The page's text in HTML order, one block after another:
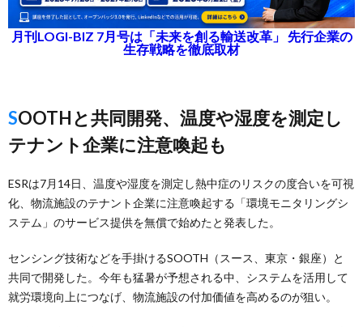
月刊LOGI-BIZ 7月号は「未来を創る輸送改革」 先行企業の
生存戦略を徹底取材
SOOTHと共同開発、温度や湿度を測定し
テナント企業に注意喚起も
ESRは7月14日、温度や湿度を測定し熱中症のリスクの度合いを可視
化、物流施設のテナント企業に注意喚起する「環境モニタリングシ
ステム」のサービス提供を無償で始めたと発表した。
センシング技術などを手掛けるSOOTH（スース、東京・銀座）と
共同で開発した。今年も猛暑が予想される中、システムを活用して
就労環境向上につなげ、物流施設の付加価値を高めるのが狙い。